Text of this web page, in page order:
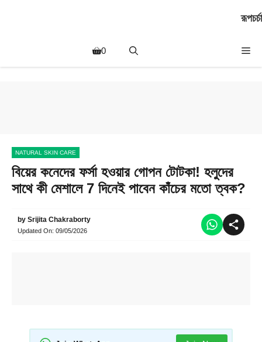
রূপচর্চা
0
NATURAL SKIN CARE
বিয়ের কনেদের ফর্সা হওয়ার গোপন টোটকা! হলুদের
সাথে কী মেশালে 7 দিনেই পাবেন কাঁচের মতো ত্বক?
by Srijita Chakraborty
Updated On: 09/05/2026